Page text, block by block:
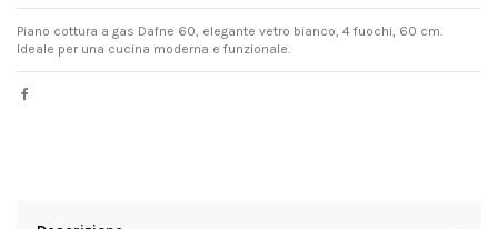
Piano cottura a gas Dafne 60, elegante vetro bianco, 4 fuochi, 60 cm.
Ideale per una cucina moderna e funzionale.